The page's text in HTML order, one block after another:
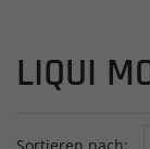
LIQUI